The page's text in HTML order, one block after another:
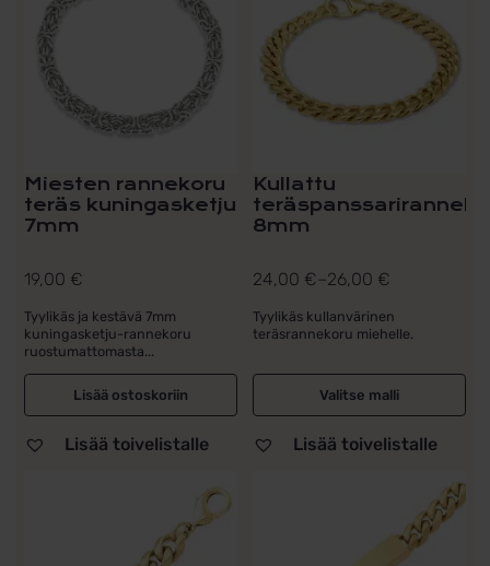
Miesten rannekoru
teräs kuningasketju
7mm
19,00 €
Tyylikäs ja kestävä 7mm
kuningasketju-rannekoru
ruostumattomasta...
Lisää ostoskoriin
Lisää toivelistalle
Kullattu
8mm
24,00 €–26,00 €
Hintaluokka:
24,00 €
-
26,00 €
Tyylikäs kullanvärinen
teräsrannekoru miehelle.
Valitse malli
useampi
muunnelma.
Voit
tehdä
valinnat
tuotteen
Lisää toivelistalle